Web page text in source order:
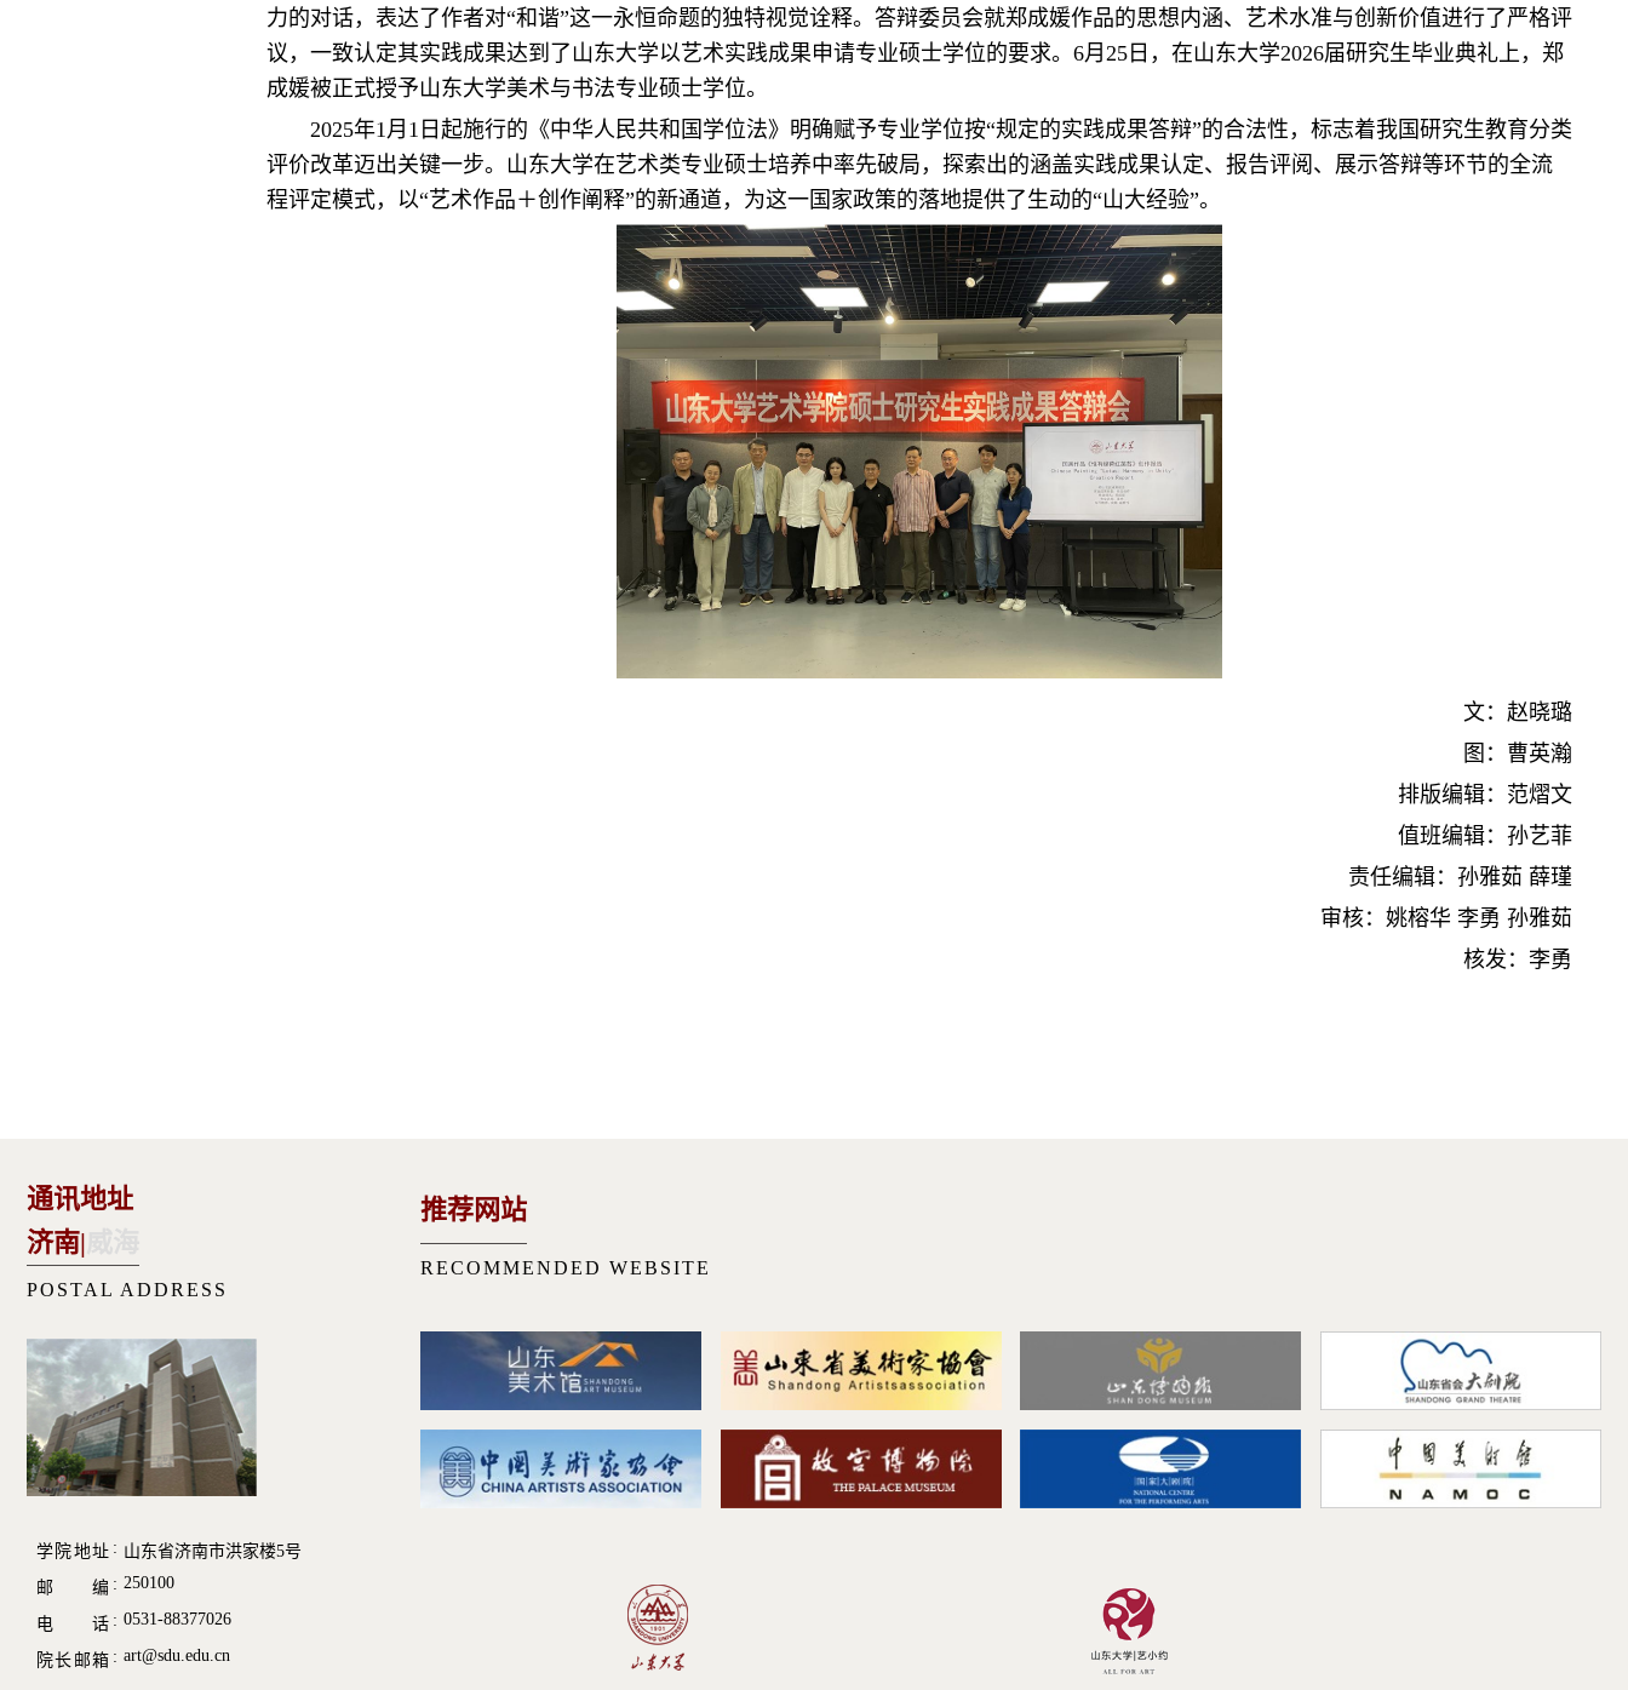
力的对话，表达了作者对“和谐”这一永恒命题的独特视觉诠释。答辩委员会就郑成媛作品的思想内涵、艺术水准与创新价值进行了严格评
议，一致认定其实践成果达到了山东大学以艺术实践成果申请专业硕士学位的要求。6月25日，在山东大学2026届研究生毕业典礼上，郑
成媛被正式授予山东大学美术与书法专业硕士学位。
2025年1月1日起施行的《中华人民共和国学位法》明确赋予专业学位按“规定的实践成果答辩”的合法性，标志着我国研究生教育分类
评价改革迈出关键一步。山东大学在艺术类专业硕士培养中率先破局，探索出的涵盖实践成果认定、报告评阅、展示答辩等环节的全流
程评定模式，以“艺术作品＋创作阐释”的新通道，为这一国家政策的落地提供了生动的“山大经验”。
文：赵晓璐
图：曹英瀚
排版编辑：范熠文
值班编辑：孙艺菲
责任编辑：孙雅茹 薛瑾
审核：姚榕华 李勇 孙雅茹
核发：李勇
通讯地址
济南|
POSTAL ADDRESS
学院地址
山东省济南市洪家楼5号
邮 编
250100
电 话 0531-88377026
院长邮箱 art@sdu.edu.cn
推荐网站
RECOMMENDED WEBSITE